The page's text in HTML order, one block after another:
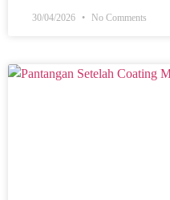
30/04/2026 No Comments